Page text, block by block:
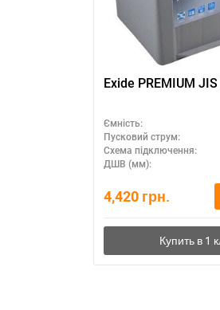
Exide PREMIUM
Ємність:
Пусковий струм:
Схема підключення:
ДШВ (мм):
4,420 грн.